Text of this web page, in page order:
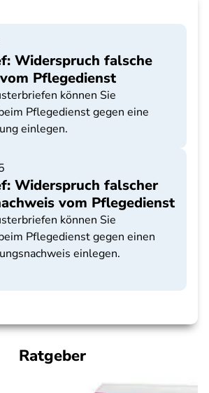
Widerspruch falsche
Pflegedienst
können Sie
Pflegedienst gegen eine
einlegen.
Widerspruch falscher
vom Pflegedienst
können Sie
Pflegedienst gegen einen
einlegen.
Ratgeber